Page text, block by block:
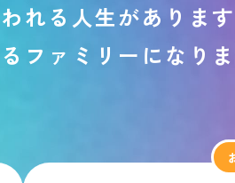
われる 人生があ り ま す
る フ ァ ミ リ ー に な り ま